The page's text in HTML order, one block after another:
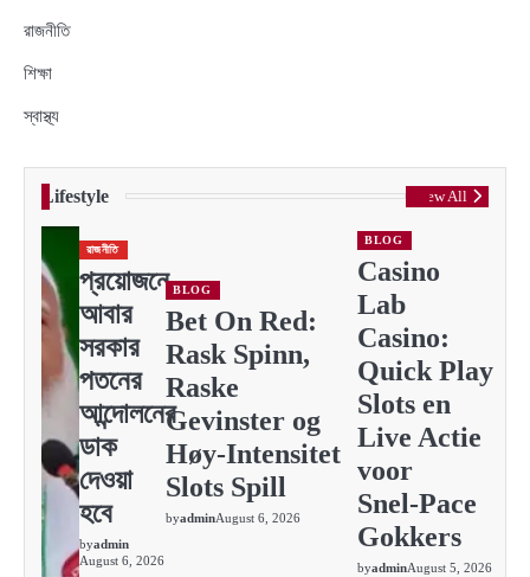
রাজনীতি
শিক্ষা
স্বাস্থ্য
Lifestyle View All
রাজনীতি
প্রয়োজনে
আবার
সরকার
পতনের
আন্দোলনের
ডাক
দেওয়া
হবে
byadmin
August 6, 2026
BLOG
Bet On Red:
Rask Spinn,
Raske
Gevinster og
Høy‑Intensitet
Slots Spill
byadminAugust 6, 2026
BLOG
Casino
Lab
Casino:
Quick Play
Slots en
Live Actie
voor
Snel‑Pace
Gokkers
byadminAugust 5, 2026